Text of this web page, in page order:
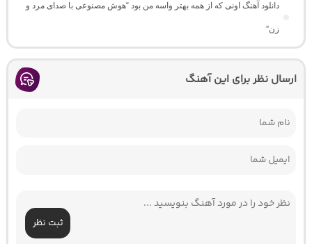
دانلود آهنگ اونی که از همه بهتر واسه من بود “هوش مصنوعی با صدای مرد و
زن”
ارسال نظر برای این آهنگ
ثبت نظر